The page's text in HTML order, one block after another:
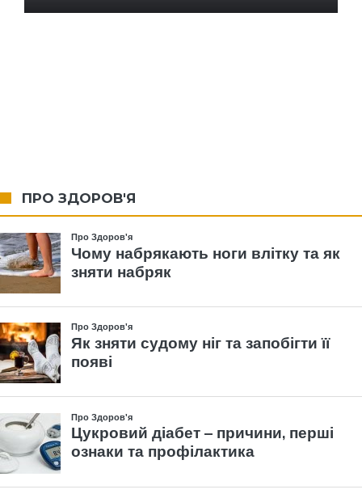
ПРО ЗДОРОВ'Я